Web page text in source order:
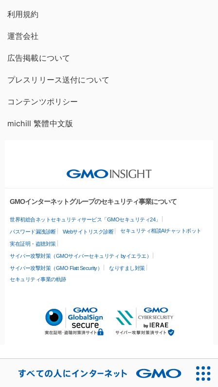
利用規約
運営会社
広告掲載について
プレスリリース送付について
コンテンツポリシー
michill 繁體中文版
GMOインターネットグループのセキュリティ事業について
世界初総合ネットセキュリティサービス「GMOセキュリティ24」
パスワード漏洩診断 Webサイトリスク診断 セキュリティ相談AIチャットボット
実在証明・盗聴対策
サイバー攻撃対策（GMOサイバーセキュリティ byイエラエ）
サイバー攻撃対策（GMO Flatt Security）
なりすまし対策
セキュリティ事業の軌跡